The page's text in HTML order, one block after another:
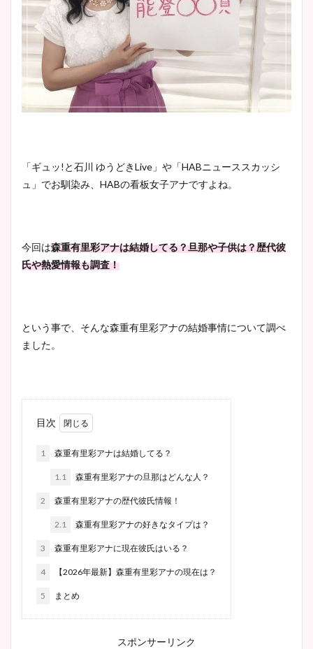
「ギュッ!と石川 ゆうどきLive」や「HABニューススカッシ
ュ」でお馴染み、HABの看板女子アナですよね。
今回は森重有里彩アナは結婚してる？旦那や子供は？歴代彼
氏や熱愛情報も調査！
という事で、そんな森重有里彩アナの結婚事情について調べ
ました。
目次
1 森重有里彩アナは結婚してる？
1.1 森重有里彩アナの旦那はどんな人？
2 森重有里彩アナの歴代彼氏情報！
2.1 森重有里彩アナの好きなタイプは？
3 森重有里彩アナに現在彼氏はいる？
4 【2026年最新】森重有里彩アナの現在は？
5 まとめ
スポンサーリンク